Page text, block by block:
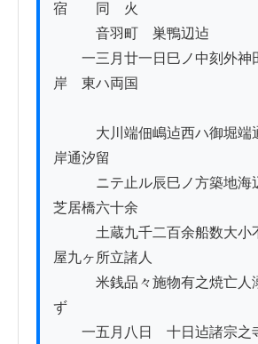
宿　　同　火
音羽町ゟ巣鴨辺迠
一三月廿一日巳ノ中刻外神
岸ゟ東ハ両国
大川端佃嶋迠西ハ御堀端
岸通汐留
ニテ止ル辰巳ノ方築地海
芝居橋六十余
土蔵九千二百余船数大小
屋九ヶ所立諸人ゟ
米銭品々施物有之焼亡人
ず
一五月八日ゟ十日迠諸宗之